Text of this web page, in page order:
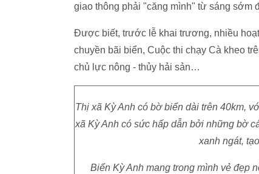
giao thông phải "căng mình" từ sáng sớm
Được biết, trước lễ khai trương, nhiều
chuyền bãi biển, Cuộc thi chạy Cà kheo
chủ lực nông - thủy hải sản…
Thị xã Kỳ Anh có bờ biển dài trên 40km,
xã Kỳ Anh có sức hấp dẫn bởi những bờ
xanh ngát,
Biển Kỳ Anh mang trong mình vẻ đẹp